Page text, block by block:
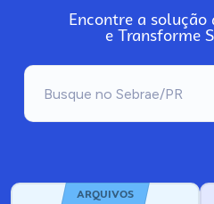
Encontre a solução
e Transforme
ARQUIVOS